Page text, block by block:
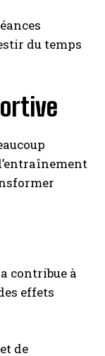
du temps
contribue à
effets
de